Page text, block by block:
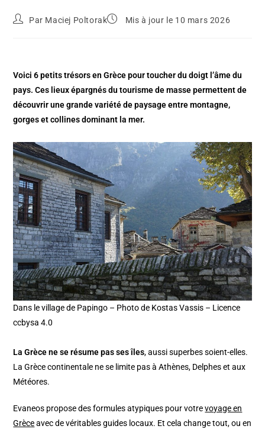
Par Maciej Poltorak Mis à jour le 10 mars 2026
Voici 6 petits trésors en Grèce pour toucher du doigt l’âme du
pays. Ces lieux épargnés du tourisme de masse permettent de
découvrir une grande variété de paysage entre montagne,
gorges et collines dominant la mer.
Dans le village de Papingo – Photo de Kostas Vassis – Licence
ccbysa 4.0
La Grèce ne se résume pas ses îles, aussi superbes soient-elles.
La Grèce continentale ne se limite pas à Athènes, Delphes et aux
Météores.
Evaneos propose des formules atypiques pour votrevoyage en
Grèceavec de véritables guides locaux. Et cela change tout, ou en